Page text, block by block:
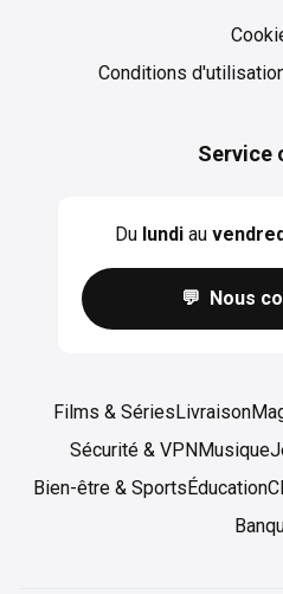
Conditions
Service
Du lundiau
💬 Nous
Films & SériesLivraison
Sécurité & VPNMusique
Bien-être & SportsÉducation